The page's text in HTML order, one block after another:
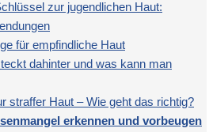
zur jugendlichen Haut:
für empfindliche Haut
dahinter und was kann man
straffer Haut – Wie geht das richtig?
erkennen und vorbeugen